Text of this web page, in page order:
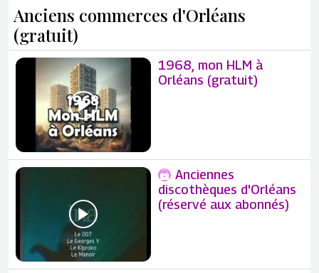
Anciens commerces d'Orléans
(gratuit)
1968, mon HLM à
Orléans (gratuit)
Anciennes
discothèques d'Orléans
(réservé aux abonnés)